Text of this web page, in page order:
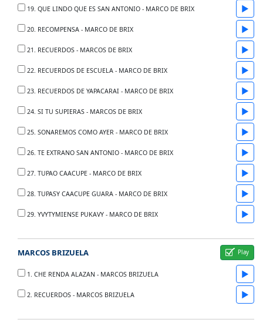
19. QUE LINDO QUE ES SAN ANTONIO - MARCO DE BRIX ▶
20. RECOMPENSA - MARCO DE BRIX ▶
21. RECUERDOS - MARCOS DE BRIX ▶
22. RECUERDOS DE ESCUELA - MARCO DE BRIX ▶
23. RECUERDOS DE YAPACARAI - MARCO DE BRIX ▶
24. SI TU SUPIERAS - MARCOS DE BRIX ▶
25. SONAREMOS COMO AYER - MARCO DE BRIX ▶
26. TE EXTRANO SAN ANTONIO - MARCO DE BRIX ▶
27. TUPAO CAACUPE - MARCO DE BRIX ▶
28. TUPASY CAACUPE GUARA - MARCO DE BRIX ▶
29. YVYTYMIENSE PUKAVY - MARCO DE BRIX ▶
MARCOS BRIZUELA
1. CHE RENDA ALAZAN - MARCOS BRIZUELA ▶
2. RECUERDOS - MARCOS BRIZUELA ▶